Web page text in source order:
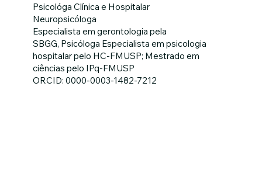
Psicológa Clínica e Hospitalar
Neuropsicóloga
Especialista em gerontologia pela
SBGG, Psicóloga Especialista em psicologia
hospitalar pelo HC-FMUSP; Mestrado em
ciências pelo IPq-FMUSP
ORCID: 0000-0003-1482-7212